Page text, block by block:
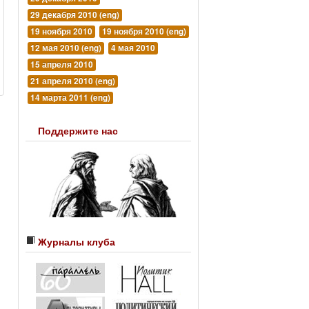
29 декабря 2010 (eng)
19 ноября 2010
19 ноября 2010 (eng)
12 мая 2010 (eng)
4 мая 2010
15 апреля 2010
21 апреля 2010 (eng)
14 марта 2011 (eng)
Поддержите нас
Журналы клуба